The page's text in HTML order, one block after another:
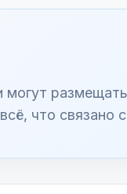
что связано